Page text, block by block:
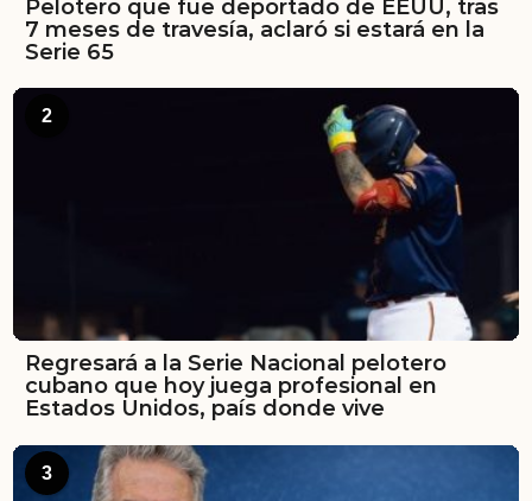
Pelotero que fue deportado de EEUU, tras
7 meses de travesía, aclaró si estará en la
Serie 65
2
Regresará a la Serie Nacional pelotero
cubano que hoy juega profesional en
Estados Unidos, país donde vive
3